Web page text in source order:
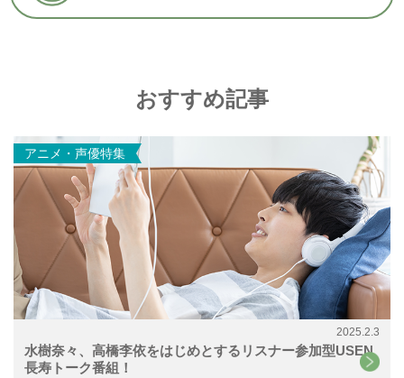
おすすめ記事
2025.2.3
水樹奈々、高橋李依をはじめとするリスナー参加型USEN
長寿トーク番組！
アニメ・声優特集